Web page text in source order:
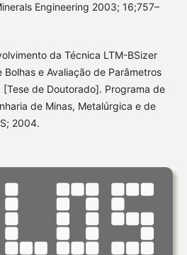
Engineering 2003; 16;757–
da Técnica LTM-BSizer
e Avaliação de Parâmetros
[Tese de Doutorado]. Programa de
de Minas, Metalúrgica e de
2004.